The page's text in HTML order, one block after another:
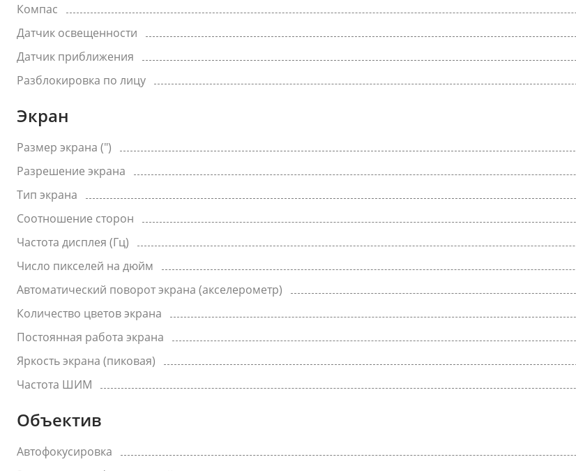
Компас
Датчик освещенности
Датчик приближения
Разблокировка по лицу
Экран
Размер экрана (")
Разрешение экрана
Тип экрана
Соотношение сторон
Частота дисплея (Гц)
Число пикселей на дюйм
Автоматический поворот экрана (акселерометр)
Количество цветов экрана
Постоянная работа экрана
Яркость экрана (пиковая)
Частота ШИМ
Объектив
Автофокусировка